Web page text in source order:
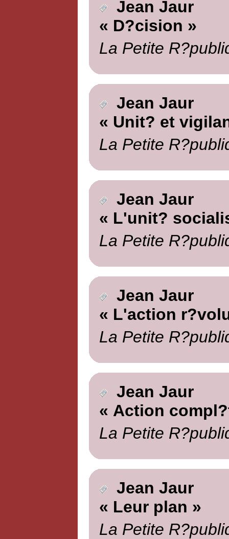
Jean Jaur
« D?cision »
La Petite
Jean Jaur
« Unit? et
La Petite
Jean Jaur
« L'unit?
La Petite
Jean Jaur
« L'action
La Petite
Jean Jaur
« Action
La Petite
Jean Jaur
« Leur plan »
La Petite